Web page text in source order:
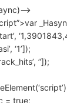
‘1’]);
”]);
= true;